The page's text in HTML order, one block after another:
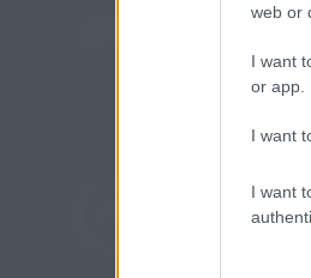
web or
I want
or app.
I want
I want